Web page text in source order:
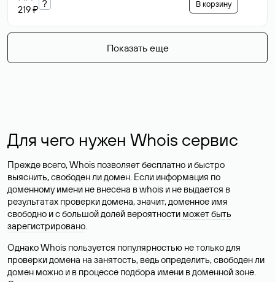
219 ₽
? В корзину
Показать еще
Для чего нужен Whois сервис
Прежде всего, Whois позволяет бесплатно и быстро
выяснить, свободен ли домен. Если информация по
доменному имени не внесена в whois и не выдается в
результатах проверки домена, значит, доменное имя
свободно и с большой долей вероятности может быть
зарегистрировано.
Однако Whois пользуется популярностью не только для
проверки домена на занятость, ведь определить, свободен ли
домен можно и в процессе подбора имени в доменной зоне.